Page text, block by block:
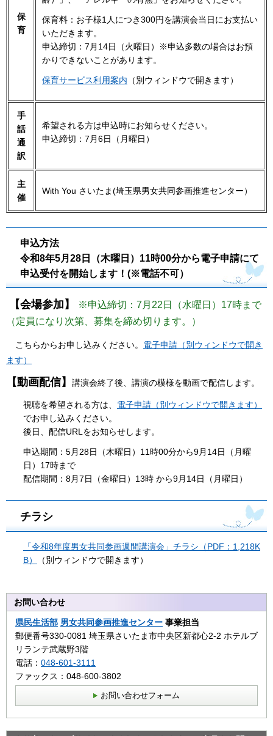
保
育
保育料：お子様1人につき300円を講演会当日にお支払い
いただきます。
申込締切：7月14日（火曜日）※申込多数の場合はお預
かりできないことがあります。
保育サービス利用案内 （別ウィンドウで開きます）
手
話
通
訳
希望される方は申込時にお知らせください。
申込締切：7月6日（月曜日）
主
催
With You さいたま(埼玉県男女共同参画推進センター）
申込方法
令和8年5月28日（木曜日）11時00分から電子申請にて
申込受付を開始します！(※電話不可）
【会場参加】
※申込締切：7月22日（水曜日）17時まで
（定員になり次第、募集を締め切ります。）
こちらからお申し込みください。 電子申請（別ウィンドウで開き
ます）
【動画配信】 講演会終了後、講演の模様を動画で配信します。
視聴を希望される方は、 電子申請（別ウィンドウで開きます）
でお申し込みください。
後日、配信URLをお知らせします。
申込期間：5月28日（木曜日）11時00分から9月14日（月曜
日）17時まで
配信期間：8月7日（金曜日）13時 から9月14日（月曜日）
チラシ
「令和8年度男女共同参画週間講演会」チラシ（PDF：1,218K
B）
（別ウィンドウで開きます）
お問い合わせ
県民生活部 男女共同参画推進センター 事業担当
郵便番号330-0081 埼玉県さいたま市中央区新都心2‐2 ホテルブ
リランテ武蔵野3階
電話： 048-601-3111
ファックス：048-600-3802
お問い合わせフォーム